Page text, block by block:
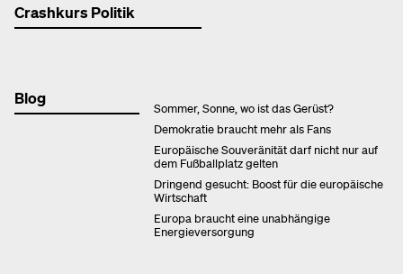
Crashkurs Politik
Blog
Sommer, Sonne, wo ist das Gerüst?
Demokratie braucht mehr als Fans
Europäische Souveränität darf nicht nur auf
dem Fußballplatz gelten
Dringend gesucht: Boost für die europäische
Wirtschaft
Europa braucht eine unabhängige
Energieversorgung